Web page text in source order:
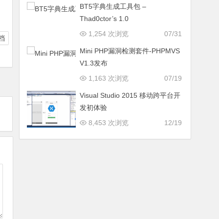
BT5字典生成工具包 –
Thad0ctor’s 1.0
07/31
1,254 次浏览
Mini PHP漏洞检测套件-PHPMVS
V1.3发布
07/19
1,163 次浏览
Visual Studio 2015 移动跨平台开
发初体验
12/19
8,453 次浏览